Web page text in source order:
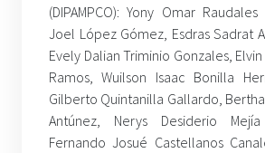
(DIPAMPCO): Yony Omar
Joel López Gómez, Esdras Sadrat
Evely Dalian Triminio Gonzales,
Ramos, Wuilson Isaac Bonilla
Gilberto Quintanilla Gallardo,
Antúnez, Nerys Desiderio
Fernando Josué Castellanos